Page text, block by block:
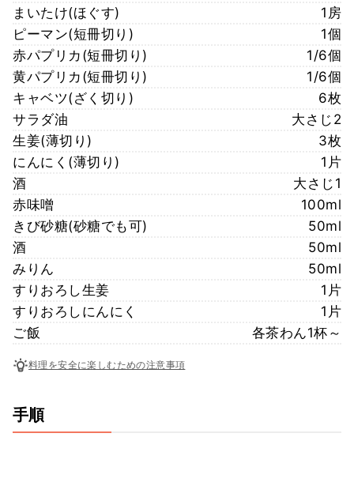
まいたけ(ほぐす)
1房
ピーマン(短冊切り)
1個
赤パプリカ(短冊切り)
1/6個
黄パプリカ(短冊切り)
1/6個
キャベツ(ざく切り)
6枚
サラダ油
大さじ2
生姜(薄切り)
3枚
にんにく(薄切り)
1片
酒
大さじ1
赤味噌
100ml
きび砂糖(砂糖でも可)
50ml
酒
50ml
みりん
50ml
すりおろし生姜
1片
すりおろしにんにく
1片
ご飯
各茶わん1杯～
料理を安全に楽しむための注意事項
手順